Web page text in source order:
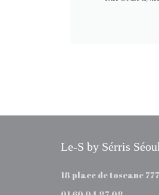
Le-S by Sérris
18 place de toscane